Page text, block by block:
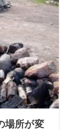
場所が変